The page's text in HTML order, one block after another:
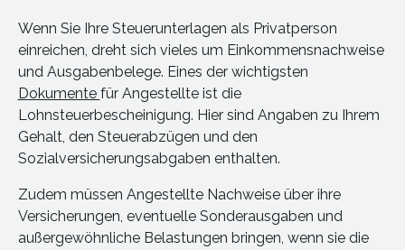
Wenn Sie Ihre Steuerunterlagen als Privatperson
einreichen, dreht sich vieles um Einkommensnachweise
und Ausgabenbelege. Eines der wichtigsten
Dokumente für Angestellte ist die
Lohnsteuerbescheinigung. Hier sind Angaben zu Ihrem
Gehalt, den Steuerabzügen und den
Sozialversicherungsabgaben enthalten.
Zudem müssen Angestellte Nachweise über ihre
Versicherungen, eventuelle Sonderausgaben und
außergewöhnliche Belastungen bringen, wenn sie die